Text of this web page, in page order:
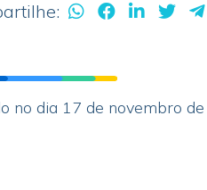
no dia 17 de novembro